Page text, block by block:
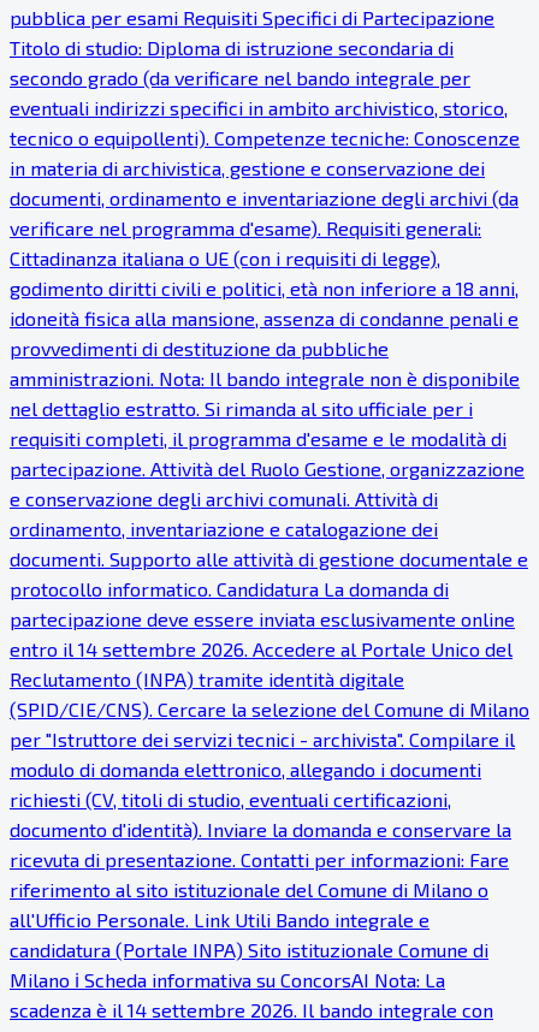
pubblica per esami Requisiti Specifici di Partecipazione
Titolo di studio: Diploma di istruzione secondaria di
secondo grado (da verificare nel bando integrale per
eventuali indirizzi specifici in ambito archivistico, storico,
tecnico o equipollenti). Competenze tecniche: Conoscenze
in materia di archivistica, gestione e conservazione dei
documenti, ordinamento e inventariazione degli archivi (da
verificare nel programma d'esame). Requisiti generali:
Cittadinanza italiana o UE (con i requisiti di legge),
godimento diritti civili e politici, età non inferiore a 18 anni,
idoneità fisica alla mansione, assenza di condanne penali e
provvedimenti di destituzione da pubbliche
amministrazioni. Nota: Il bando integrale non è disponibile
nel dettaglio estratto. Si rimanda al sito ufficiale per i
requisiti completi, il programma d'esame e le modalità di
partecipazione. Attività del Ruolo Gestione, organizzazione
e conservazione degli archivi comunali. Attività di
ordinamento, inventariazione e catalogazione dei
documenti. Supporto alle attività di gestione documentale e
protocollo informatico. Candidatura La domanda di
partecipazione deve essere inviata esclusivamente online
entro il 14 settembre 2026. Accedere al Portale Unico del
Reclutamento (INPA) tramite identità digitale
(SPID/CIE/CNS). Cercare la selezione del Comune di Milano
per "Istruttore dei servizi tecnici - archivista". Compilare il
modulo di domanda elettronico, allegando i documenti
richiesti (CV, titoli di studio, eventuali certificazioni,
documento d'identità). Inviare la domanda e conservare la
ricevuta di presentazione. Contatti per informazioni: Fare
riferimento al sito istituzionale del Comune di Milano o
all'Ufficio Personale. Link Utili Bando integrale e
candidatura (Portale INPA) Sito istituzionale Comune di
Milano ℹ Scheda informativa su ConcorsAI Nota: La
scadenza è il 14 settembre 2026. Il bando integrale con